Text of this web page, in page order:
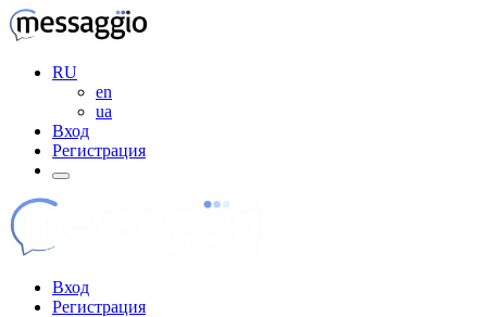
RU
en
ua
Вход
Регистрация
Вход
Регистрация